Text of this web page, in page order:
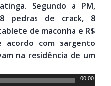
Segundo a PM,
pedras de crack, 8
de maconha e R$
acordo com sargento
na residência de um
00:00